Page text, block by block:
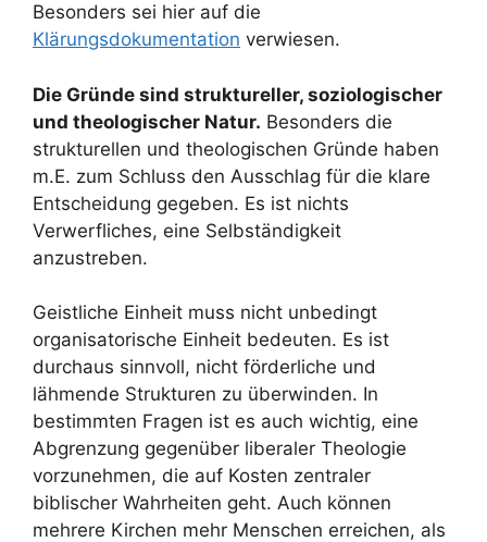
Besonders sei hier auf die
Klärungsdokumentation verwiesen.
Die Gründe sind struktureller, soziologischer
und theologischer Natur. Besonders die
strukturellen und theologischen Gründe haben
m.E. zum Schluss den Ausschlag für die klare
Entscheidung gegeben. Es ist nichts
Verwerfliches, eine Selbständigkeit
anzustreben.
Geistliche Einheit muss nicht unbedingt
organisatorische Einheit bedeuten. Es ist
durchaus sinnvoll, nicht förderliche und
lähmende Strukturen zu überwinden. In
bestimmten Fragen ist es auch wichtig, eine
Abgrenzung gegenüber liberaler Theologie
vorzunehmen, die auf Kosten zentraler
biblischer Wahrheiten geht. Auch können
mehrere Kirchen mehr Menschen erreichen, als